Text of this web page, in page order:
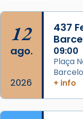
Mataró en
Foto
View on Facebook ·
12
ago.
2026
437
09:00
Plaça
+ info